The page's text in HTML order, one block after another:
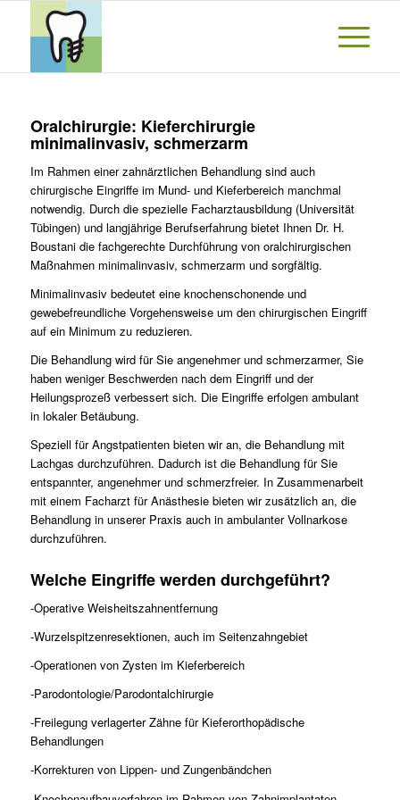
Oralchirurgie: Kieferchirurgie
minimalinvasiv, schmerzarm
Im Rahmen einer zahnärztlichen Behandlung sind auch
chirurgische Eingriffe im Mund- und Kieferbereich manchmal
notwendig. Durch die spezielle Facharztausbildung (Universität
Tübingen) und langjährige Berufserfahrung bietet Ihnen Dr. H.
Boustani die fachgerechte Durchführung von oralchirurgischen
Maßnahmen minimalinvasiv, schmerzarm und sorgfältig.
Minimalinvasiv bedeutet eine knochenschonende und
gewebefreundliche Vorgehensweise um den chirurgischen Eingriff
auf ein Minimum zu reduzieren.
Die Behandlung wird für Sie angenehmer und schmerzarmer, Sie
haben weniger Beschwerden nach dem Eingriff und der
Heilungsprozeß verbessert sich. Die Eingriffe erfolgen ambulant
in lokaler Betäubung.
Speziell für Angstpatienten bieten wir an, die Behandlung mit
Lachgas durchzuführen. Dadurch ist die Behandlung für Sie
entspannter, angenehmer und schmerzfreier. In Zusammenarbeit
mit einem Facharzt für Anästhesie bieten wir zusätzlich an, die
Behandlung in unserer Praxis auch in ambulanter Vollnarkose
durchzuführen.
Welche Eingriffe werden durchgeführt?
-Operative Weisheitszahnentfernung
-Wurzelspitzenresektionen, auch im Seitenzahngebiet
-Operationen von Zysten im Kieferbereich
-Parodontologie/Parodontalchirurgie
-Freilegung verlagerter Zähne für Kieferorthopädische
Behandlungen
-Korrekturen von Lippen- und Zungenbändchen